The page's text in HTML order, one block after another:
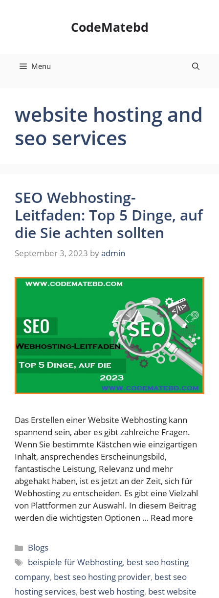
CodeMatebd
Menu
website hosting and
seo services
SEO Webhosting-
Leitfaden: Top 5 Dinge, auf
die Sie achten sollten
September 3, 2023 byadmin
Das Erstellen einer Website Webhosting kann
spannend sein, aber es gibt zahlreiche Fragen.
Wenn Sie bestimmte Kästchen wie einzigartigen
Inhalt, ansprechendes Erscheinungsbild,
fantastische Leistung, Relevanz und mehr
abgehakt haben, ist es jetzt an der Zeit, sich für
Webhosting zu entscheiden. Es gibt eine Vielzahl
von Plattformen zur Auswahl. In diesem Beitrag
werden die wichtigsten Optionen … Read more
Categories
Blogs
Tags
beispiele für Webhosting, best seo hosting
company, best seo hosting provider, best seo
hosting services, best web hosting, best website